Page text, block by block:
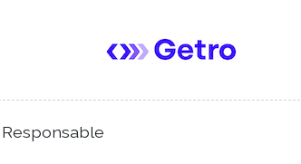
Responsable